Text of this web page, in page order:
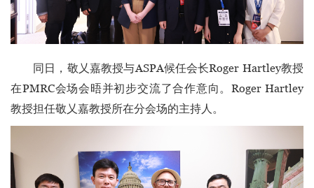
同日，敬乂嘉教授与ASPA候任会长Roger Hartley教授
在PMRC会场会晤并初步交流了合作意向。Roger Hartley
教授担任敬乂嘉教授所在分会场的主持人。